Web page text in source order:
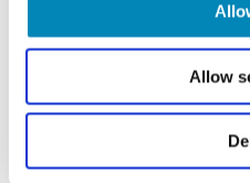
Allow
Furnipart - Trim - greb i
aluminium
Din-pris: 97,45DKK